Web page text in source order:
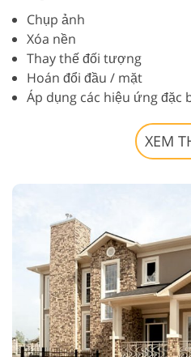
Chụp ảnh
Xóa nền
Thay thế đối tượng
Hoán đổi đầu / mặt
Áp dụng các hiệu ứng đặc
XEM